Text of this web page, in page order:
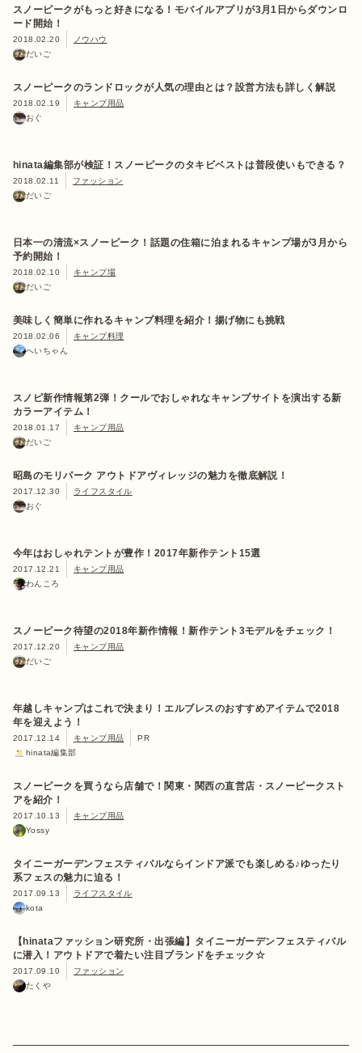
スノーピークがもっと好きになる！モバイルアプリが3月1日からダウンロ
ード開始！
2018.02.20
ノウハウ
だいご
スノーピークのランドロックが人気の理由とは？設営方法も詳しく解説
2018.02.19
キャンプ用品
おぐ
hinata編集部が検証！スノーピークのタキビベストは普段使いもできる？
2018.02.11
ファッション
だいご
日本一の清流×スノーピーク！話題の住箱に泊まれるキャンプ場が3月から
予約開始！
2018.02.10
キャンプ場
だいご
美味しく簡単に作れるキャンプ料理を紹介！揚げ物にも挑戦
2018.02.06
キャンプ料理
へいちゃん
スノピ新作情報第2弾！クールでおしゃれなキャンプサイトを演出する新
カラーアイテム！
2018.01.17
キャンプ用品
だいご
昭島のモリパーク アウトドアヴィレッジの魅力を徹底解説！
2017.12.30
ライフスタイル
おぐ
今年はおしゃれテントが豊作！2017年新作テント15選
2017.12.21
キャンプ用品
わんころ
スノーピーク待望の2018年新作情報！新作テント3モデルをチェック！
2017.12.20
キャンプ用品
だいご
年越しキャンプはこれで決まり！エルブレスのおすすめアイテムで2018
年を迎えよう！
2017.12.14 キャンプ用品
PR
hinata編集部
スノーピークを買うなら店舗で！関東・関西の直営店・スノーピークスト
アを紹介！
2017.10.13
キャンプ用品
Yossy
タイニーガーデンフェスティバルならインドア派でも楽しめる♪ゆったり
系フェスの魅力に迫る！
2017.09.13
ライフスタイル
kota
【hinataファッション研究所・出張編】タイニーガーデンフェスティバル
に潜入！アウトドアで着たい注目ブランドをチェック☆
2017.09.10
ファッション
たくや